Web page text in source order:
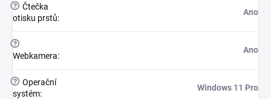
? Čtečka
otisku prstů:
Ano
?
Webkamera:
Ano
? Operační
systém:
Windows 11 Pro